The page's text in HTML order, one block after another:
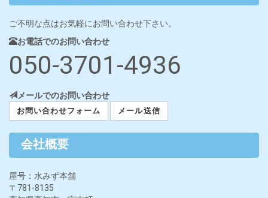
ご不明な点はお気軽にお問い合わせ下さい。
お電話でのお問い合わせ
050-3701-4936
メールでのお問い合わせ
お問い合わせフォーム メール送信
会社概要
屋号：水みず本舗
〒781-8135